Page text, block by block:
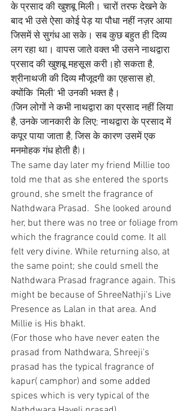
के प्रसाद की खुशबू मिली। चारों तरफ देखने के
बाद भी उसे ऐसा कोई पेड़ या पौधा नहीं नज़र आया
जिसमें से सुगंध आ सके। सब कुछ बहुत ही दिव्य
लग रहा था। वापस जाते वक्त भी उसने नाथद्वारा
प्रसाद की खुशबू महसूस करी।हो सकता है,
श्रीनाथजी की दिव्य मौजूदगी का एहसास हो,
क्योंकि 'मिली' भी उनकी भक्त है।
(जिन लोगों ने कभी नाथद्वारा का प्रसाद नहीं लिया
है, उनके जानकारी के लिए; नाथद्वारा के प्रसाद में
कपूर पाया जाता है, जिस के कारण उसमें एक
मनमोहक गंध होती है)।
The same day later my friend Millie too
told me that as she entered the sports
ground, she smelt the fragrance of
Nathdwara Prasad.  She looked around
her, but there was no tree or foliage from
which the fragrance could come. It all
felt very divine. While returning also, at
the same point; she could smell the
Nathdwara Prasad fragrance again. This
might be because of ShreeNathji's Live
Presence as Lalan in that area. And
Millie is His bhakt.
(For those who have never eaten the
prasad from Nathdwara, Shreeji's
prasad has the typical fragrance of
kapur( camphor) and some added
spices which is very typical of the